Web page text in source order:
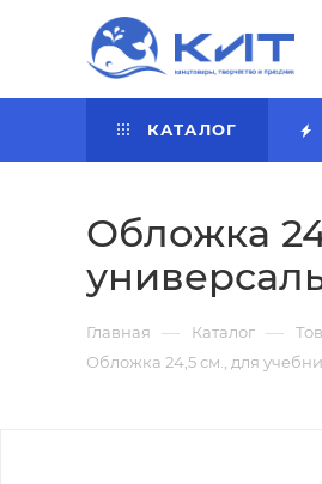
КАТАЛОГ
Обложка
Главная — Каталог —
Обложка 24,5 см., для